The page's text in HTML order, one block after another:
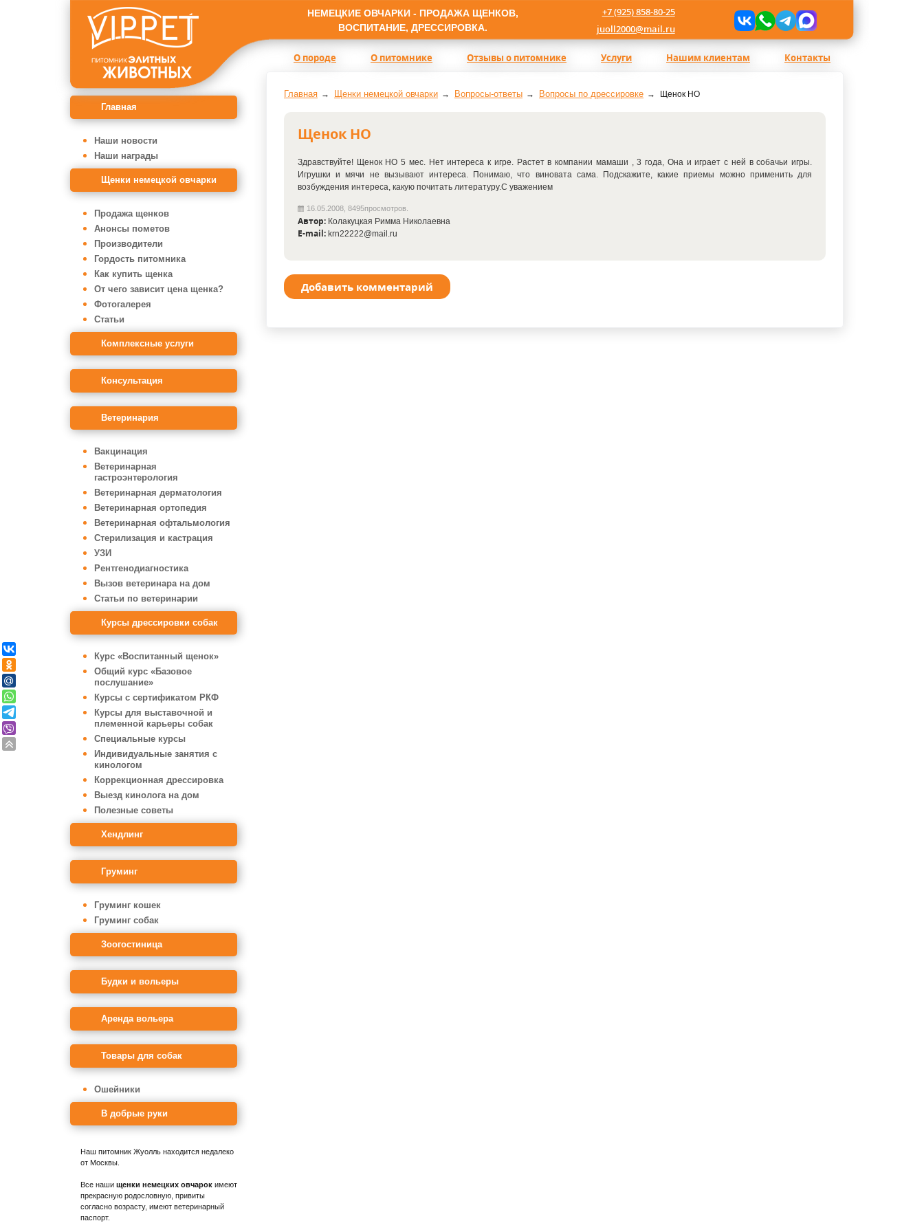
НЕМЕЦКИЕ ОВЧАРКИ - ПРОДАЖА ЩЕНКОВ,
ВОСПИТАНИЕ, ДРЕССИРОВКА.
+7 (925) 858-80-25
juoll2000@mail.ru
О породе О питомнике Отзывы о питомнике Услуги Нашим клиентам Контакты
Главная
Наши новости
Наши награды
Щенки немецкой овчарки
Продажа щенков
Анонсы пометов
Производители
Гордость питомника
Как купить щенка
От чего зависит цена щенка?
Фотогалерея
Статьи
Комплексные услуги
Консультация
Ветеринария
Вакцинация
Ветеринарная
гастроэнтерология
Ветеринарная дерматология
Ветеринарная ортопедия
Ветеринарная офтальмология
Стерилизация и кастрация
УЗИ
Рентгенодиагностика
Вызов ветеринара на дом
Статьи по ветеринарии
Курсы дрессировки собак
Курс «Воспитанный щенок»
Общий курс «Базовое
послушание»
Курсы с сертификатом РКФ
Курсы для выставочной и
племенной карьеры собак
Специальные курсы
Индивидуальные занятия с
кинологом
Коррекционная дрессировка
Выезд кинолога на дом
Полезные советы
Хендлинг
Груминг
Груминг кошек
Груминг собак
Зоогостиница
Будки и вольеры
Аренда вольера
Товары для собак
Ошейники
В добрые руки
Наш питомник Жуолль находится недалеко
от Москвы.
Все наши щенки немецких овчарок имеют
прекрасную родословную, привиты
согласно возрасту, имеют ветеринарный
паспорт.
Главная Щенки немецкой овчарки Вопросы-ответы Вопросы по дрессировке Щенок НО
Щенок НО
Здравствуйте! Щенок НО 5 мес. Нет интереса к игре. Растет в компании мамаши , 3 года, Она и играет с ней в собачьи игры.
Игрушки и мячи не вызывают интереса. Понимаю, что виновата сама. Подскажите, какие приемы можно применить для
возбуждения интереса, какую почитать литературу.С уважением
16.05.2008, 8495просмотров.
Автор: Колакуцкая Римма Николаевна
E-mail: krn22222@mail.ru
Добавить комментарий